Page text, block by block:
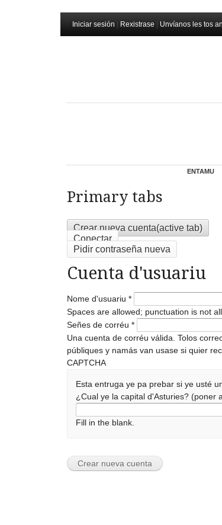
Iniciar sesión Rexistrase Unvíanos les tos
ENTAMU
Primary tabs
Crear nueva cuenta(active tab)
Conectar
Pidir contraseña nueva
Cuenta d'usuariu
Nome d'usuariu *
Spaces are allowed; punctuation is not
Señes de corréu *
Una cuenta de corréu válida. Tolos
públiques y namás van usase si quier
CAPTCHA
Esta entruga ye pa prebar si ye usté
¿Cual ye la capital d'Asturies? (poner
Fill in the blank.